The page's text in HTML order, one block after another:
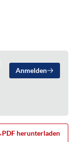
Anmelden
PDF herunterladen